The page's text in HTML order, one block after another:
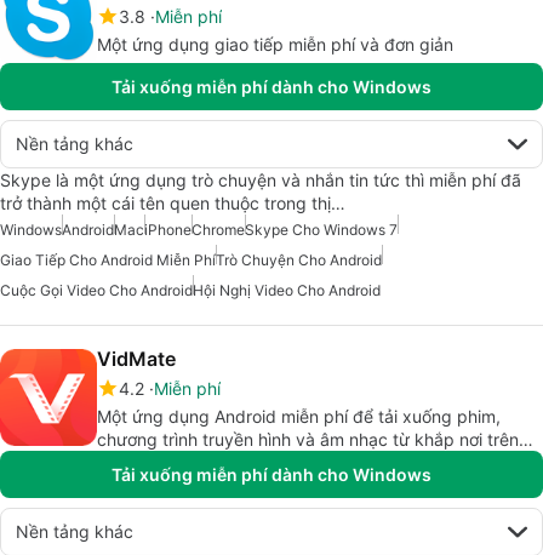
3.8 Miễn phí
Một ứng dụng giao tiếp miễn phí và đơn giản
Tải xuống miễn phí dành cho Windows
Nền tảng khác
Skype là một ứng dụng trò chuyện và nhắn tin tức thì miễn phí đã
trở thành một cái tên quen thuộc trong thị…
WindowsAndroidMaciPhoneChromeSkype Cho Windows 7
Giao Tiếp Cho Android Miễn PhíTrò Chuyện Cho Android
Cuộc Gọi Video Cho AndroidHội Nghị Video Cho Android
VidMate
4.2 Miễn phí
Một ứng dụng Android miễn phí để tải xuống phim,
chương trình truyền hình và âm nhạc từ khắp nơi trên
thế giới.
Tải xuống miễn phí dành cho Windows
Nền tảng khác